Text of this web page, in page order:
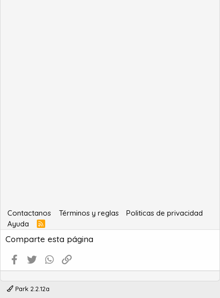
Contactanos Términos y reglas
Politicas de privacidad
Ayuda
R
S
S
Comparte esta página
Facebook
Twitter WhatsApp
Park 2.2.12a